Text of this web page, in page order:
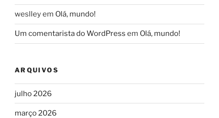
weslleyem Olá, mundo!
Um comentarista do WordPress em Olá, mundo!
ARQUIVOS
julho 2026
março 2026